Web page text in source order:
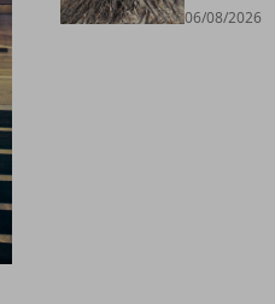
06/08/2026